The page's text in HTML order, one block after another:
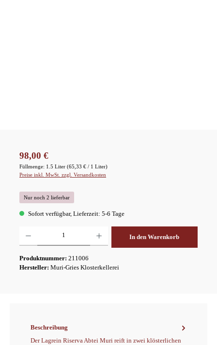
Regulärer Preis:
98,00 €
Füllmenge: 1.5 Liter (65,33 € / 1 Liter)
Preise inkl. MwSt. zzgl. Versandkosten
Nur noch 2 lieferbar
Sofort verfügbar, Lieferzeit: 5-6 Tage
In den Warenkorb
Produktnummer: 211006
Hersteller: Muri-Gries Klosterkellerei
Beschreibung
Der Lagrein Riserva Abtei Muri reift in zwei klösterlichen